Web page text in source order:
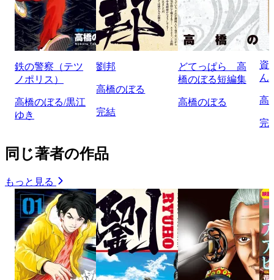
鉄の警察（テツ
ノポリス）
高橋のぼる/黒江
ゆき
劉邦
高橋のぼる
完結
どてっぱら 高
橋のぼる短編集
高橋のぼる
資
ん
高
完
同じ著者の作品
もっと見る